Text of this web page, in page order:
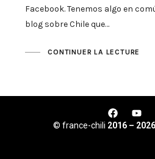
Facebook. Tenemos algo en
blog sobre Chile que…
CONTINUER LA LECTURE
© france-chili 2016 –